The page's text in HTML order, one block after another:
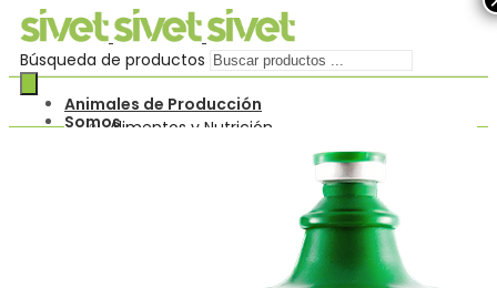
Búsqueda de productos
Somos
Animales de Producción
Alimentos y Nutrición